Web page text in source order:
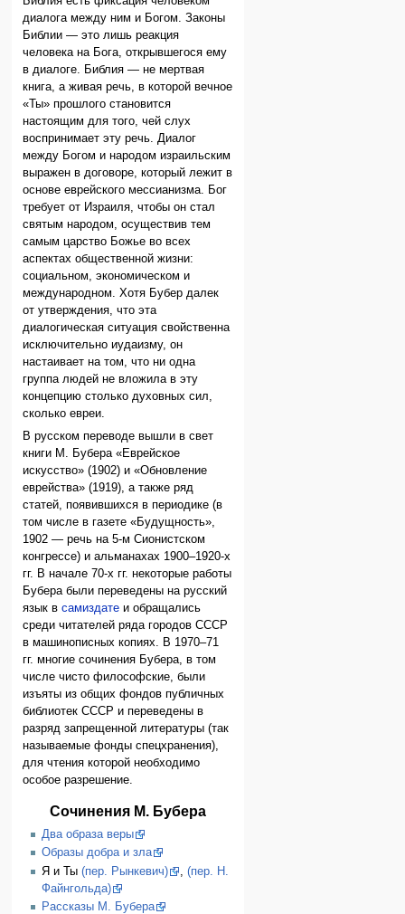
диалога между ним и Богом. Законы
Библии — это лишь реакция
человека на Бога, открывшегося ему
в диалоге. Библия — не мертвая
книга, а живая речь, в которой вечное
«Ты» прошлого становится
настоящим для того, чей слух
воспринимает эту речь. Диалог
между Богом и народом израильским
выражен в договоре, который лежит в
основе еврейского мессианизма. Бог
требует от Израиля, чтобы он стал
святым народом, осуществив тем
самым царство Божье во всех
аспектах общественной жизни:
социальном, экономическом и
международном. Хотя Бубер далек
от утверждения, что эта
диалогическая ситуация свойственна
исключительно иудаизму, он
настаивает на том, что ни одна
группа людей не вложила в эту
концепцию столько духовных сил,
сколько евреи.
В русском переводе вышли в свет
книги М. Бубера «Еврейское
искусство» (1902) и «Обновление
еврейства» (1919), а также ряд
статей, появившихся в периодике (в
том числе в газете «Будущность»,
1902 — речь на 5-м Сионистском
конгрессе) и альманахах 1900–1920-х
гг. В начале 70-х гг. некоторые работы
Бубера были переведены на русский
язык всамиздате и обращались
среди читателей ряда городов СССР
в машинописных копиях. В 1970–71
гг. многие сочинения Бубера, в том
числе чисто философские, были
изъяты из общих фондов публичных
библиотек СССР и переведены в
разряд запрещенной литературы (так
называемые фонды спецхранения),
для чтения которой необходимо
особое разрешение.
Сочинения М. Бубера
Два образа веры
Образы добра и зла
Я и Ты (пер. Рынкевич)
(пер. Н.
Файнгольда)
Рассказы М. Бубера